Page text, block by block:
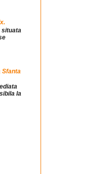
situata
Sfanta
la